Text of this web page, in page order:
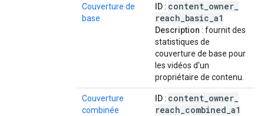
Couverture de
base
ID: content owner
reach basic a1
Description : fournit des
statistiques de
couverture de base pour
les vidéos d'un
propriétaire de contenu.
Couverture
combinée
ID: content owner
reach combined a1